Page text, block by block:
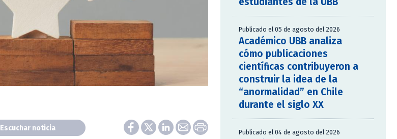
Escuchar noticia
Publicado el 05 de agosto del 2026
Académico UBB analiza
cómo publicaciones
científicas contribuyeron a
construir la idea de la
“anormalidad” en Chile
durante el siglo XX
Publicado el 04 de agosto del 2026